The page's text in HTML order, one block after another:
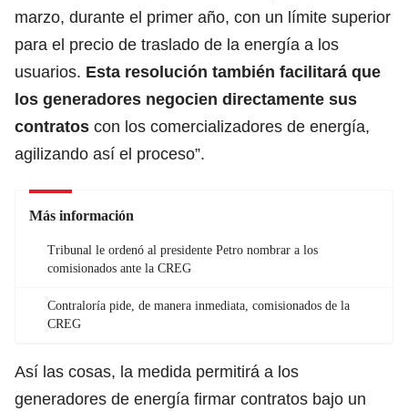
marzo, durante el primer año, con un límite superior
para el precio de traslado de la energía a los
usuarios. Esta resolución también facilitará que
los generadores negocien directamente sus
contratos con los comercializadores de energía,
agilizando así el proceso”.
Más información
Tribunal le ordenó al presidente Petro nombrar a los
comisionados ante la CREG
Contraloría pide, de manera inmediata, comisionados de la
CREG
Así las cosas, la medida permitirá a los
generadores de energía firmar contratos bajo un